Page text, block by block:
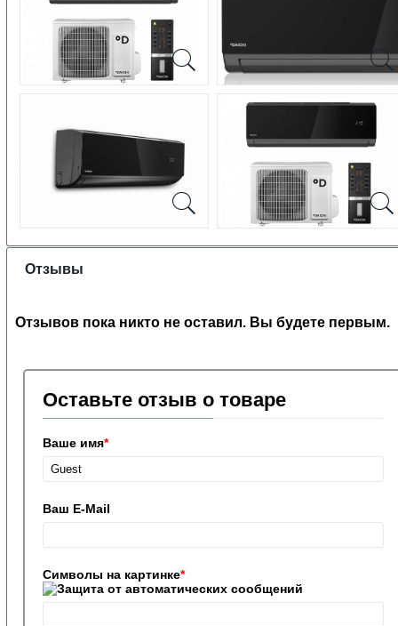
Отзывы
Отзывов пока никто не оставил. Вы будете первым.
Оставьте отзыв о товаре
Ваше имя*
Ваш E-Mail
Символы на картинке*